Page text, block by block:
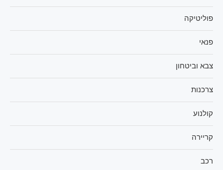
פוליטיקה
פנאי
צבא וביטחון
צרכנות
קולנוע
קריירה
רכב